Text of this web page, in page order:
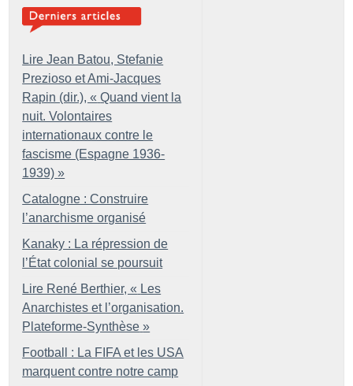
Lire Jean Batou, Stefanie
Prezioso et Ami-Jacques
Rapin (dir.), « Quand vient la
nuit. Volontaires
internationaux contre le
fascisme (Espagne 1936-
1939) »
Catalogne : Construire
l’anarchisme organisé
Kanaky : La répression de
l’État colonial se poursuit
Lire René Berthier, « Les
Anarchistes et l’organisation.
Plateforme-Synthèse »
Football : La FIFA et les USA
marquent contre notre camp